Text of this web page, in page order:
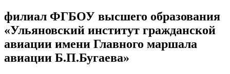
филиал ФГБОУ высшего образования
«Ульяновский институт гражданской
авиации имени Главного маршала
авиации Б.П.Бугаева»